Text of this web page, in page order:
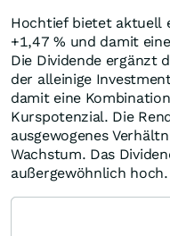
Hochtief bietet aktuell
+1,47% und damit
Die Dividende ergänzt
der alleinige
damit eine
Kurspotenzial. Die
ausgewogenes
Wachstum. Das
außergewöhnlich hoch.